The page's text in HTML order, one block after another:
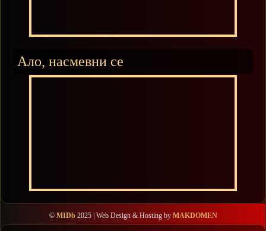
Ало, насмевни се
© MIDb 2025 | Web Design & Hosting by MAKDOMEN